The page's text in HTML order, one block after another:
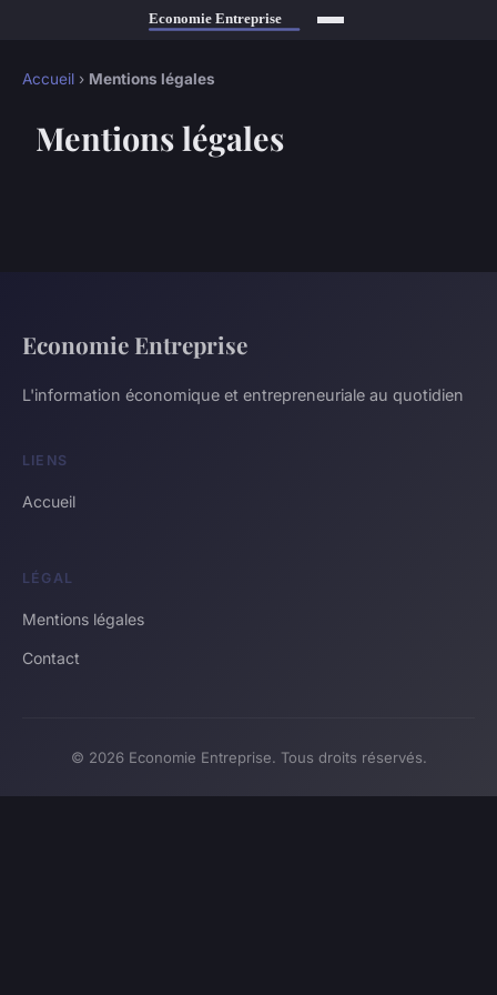
Accueil › Mentions légales
Mentions légales
Economie Entreprise
L'information économique et entrepreneuriale au quotidien
LIENS
Accueil
LÉGAL
Mentions légales
Contact
© 2026 Economie Entreprise. Tous droits réservés.